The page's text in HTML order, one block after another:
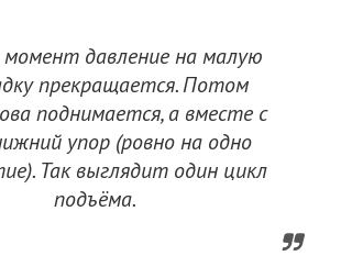
давление на малую
прекращается. Потом
поднимается, а вместе с
упор (ровно на одно
Так выглядит один цикл
подъёма.